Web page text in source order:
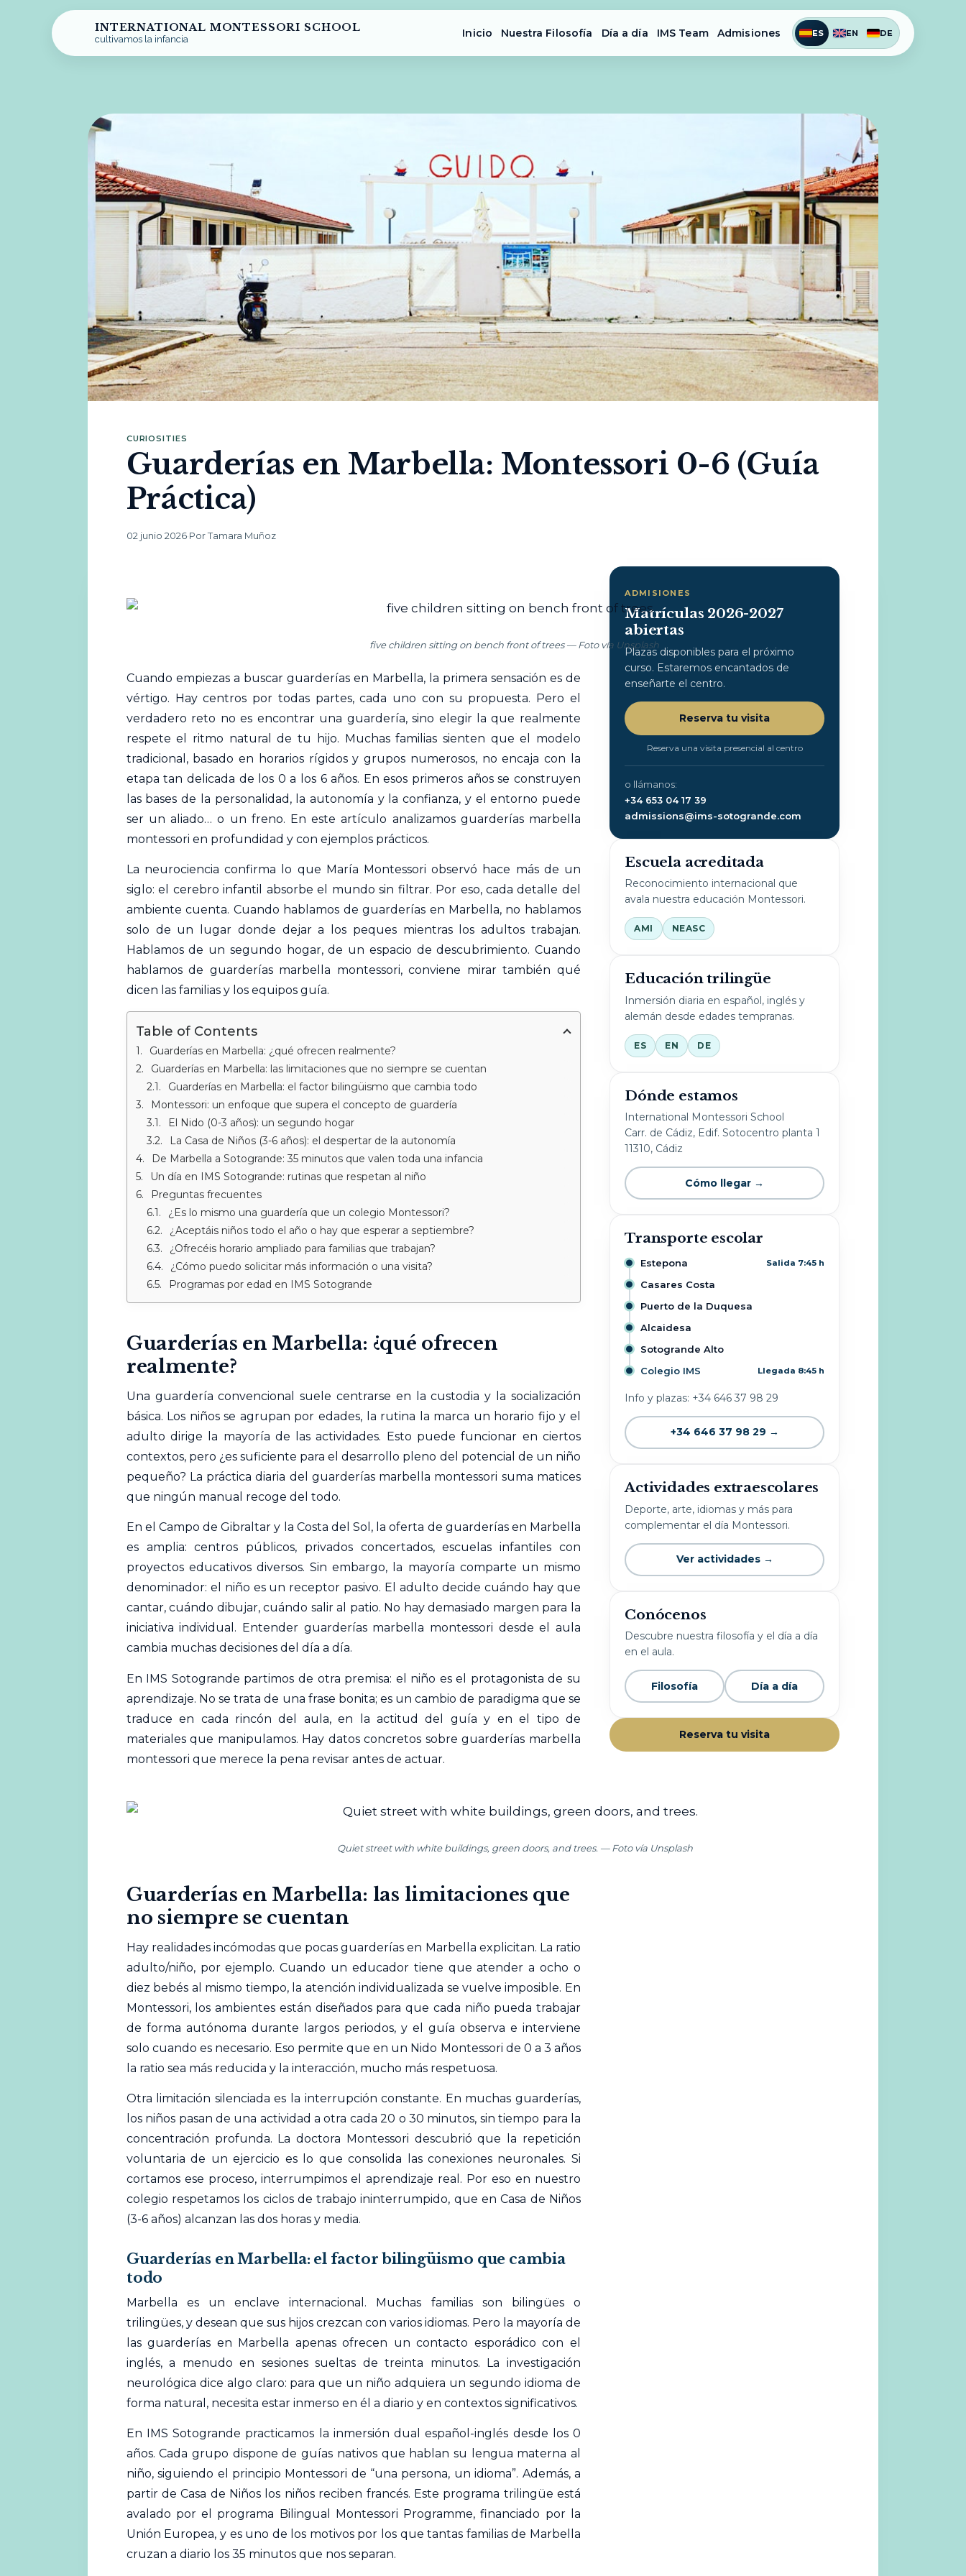
INTERNATIONAL MONTESSORI SCHOOL
cultivamos la infancia Inicio Nuestra Filosofía Día a día IMS Team Admisiones ES EN DE
CURIOSITIES
Guarderías en Marbella: Montessori 0-6 (Guía
Práctica)
02 junio 2026·Por Tamara Muñoz
five children sitting on bench front of trees — Foto vía Unsplash
Cuando empiezas a buscar guarderías en Marbella, la primera sensación es de
vértigo. Hay centros por todas partes, cada uno con su propuesta. Pero el
verdadero reto no es encontrar una guardería, sino elegir la que realmente
respete el ritmo natural de tu hijo. Muchas familias sienten que el modelo
tradicional, basado en horarios rígidos y grupos numerosos, no encaja con la
etapa tan delicada de los 0 a los 6 años. En esos primeros años se construyen
las bases de la personalidad, la autonomía y la confianza, y el entorno puede
ser un aliado… o un freno. En este artículo analizamos guarderías marbella
montessori en profundidad y con ejemplos prácticos.
La neurociencia confirma lo que María Montessori observó hace más de un
siglo: el cerebro infantil absorbe el mundo sin filtrar. Por eso, cada detalle del
ambiente cuenta. Cuando hablamos de guarderías en Marbella, no hablamos
solo de un lugar donde dejar a los peques mientras los adultos trabajan.
Hablamos de un segundo hogar, de un espacio de descubrimiento. Cuando
hablamos de guarderías marbella montessori, conviene mirar también qué
dicen las familias y los equipos guía.
Table of Contents
Guarderías en Marbella: ¿qué ofrecen realmente?
Guarderías en Marbella: las limitaciones que no siempre se cuentan
Guarderías en Marbella: el factor bilingüismo que cambia todo
Montessori: un enfoque que supera el concepto de guardería
El Nido (0-3 años): un segundo hogar
La Casa de Niños (3-6 años): el despertar de la autonomía
De Marbella a Sotogrande: 35 minutos que valen toda una infancia
Un día en IMS Sotogrande: rutinas que respetan al niño
Preguntas frecuentes
¿Es lo mismo una guardería que un colegio Montessori?
¿Aceptáis niños todo el año o hay que esperar a septiembre?
¿Ofrecéis horario ampliado para familias que trabajan?
¿Cómo puedo solicitar más información o una visita?
Programas por edad en IMS Sotogrande
Guarderías en Marbella: ¿qué ofrecen
realmente?
Una guardería convencional suele centrarse en la custodia y la socialización
básica. Los niños se agrupan por edades, la rutina la marca un horario fijo y el
adulto dirige la mayoría de las actividades. Esto puede funcionar en ciertos
contextos, pero ¿es suficiente para el desarrollo pleno del potencial de un niño
pequeño? La práctica diaria del guarderías marbella montessori suma matices
que ningún manual recoge del todo.
En el Campo de Gibraltar y la Costa del Sol, la oferta de guarderías en Marbella
es amplia: centros públicos, privados concertados, escuelas infantiles con
proyectos educativos diversos. Sin embargo, la mayoría comparte un mismo
denominador: el niño es un receptor pasivo. El adulto decide cuándo hay que
cantar, cuándo dibujar, cuándo salir al patio. No hay demasiado margen para la
iniciativa individual. Entender guarderías marbella montessori desde el aula
cambia muchas decisiones del día a día.
En IMS Sotogrande partimos de otra premisa: el niño es el protagonista de su
aprendizaje. No se trata de una frase bonita; es un cambio de paradigma que se
traduce en cada rincón del aula, en la actitud del guía y en el tipo de
materialesque manipulamos. Hay datos concretos sobre guarderías marbella
montessori que merece la pena revisar antes de actuar.
Quiet street with white buildings, green doors, and trees. — Foto vía Unsplash
Guarderías en Marbella: las limitaciones que
no siempre se cuentan
Hay realidades incómodas que pocas guarderías en Marbella explicitan. La ratio
adulto/niño, por ejemplo. Cuando un educador tiene que atender a ocho o
diez bebés al mismo tiempo, la atención individualizada se vuelve imposible. En
Montessori, los ambientes están diseñados para que cada niño pueda trabajar
de forma autónoma durante largos periodos, y el guía observa e interviene
solo cuando es necesario. Eso permite que en un Nido Montessori de 0 a 3 años
la ratio sea más reducida y la interacción, mucho más respetuosa.
Otra limitación silenciada es la interrupción constante. En muchas guarderías,
los niños pasan de una actividad a otra cada 20 o 30 minutos, sin tiempo para la
concentración profunda. La doctora Montessori descubrió que la repetición
voluntaria de un ejercicio es lo que consolida las conexiones neuronales. Si
cortamos ese proceso, interrumpimos el aprendizaje real. Por eso en nuestro
colegio respetamos los ciclos de trabajo ininterrumpido, que en Casa de Niños
(3-6 años) alcanzan las dos horas y media.
Guarderías en Marbella: el factor bilingüismo que cambia
todo
Marbella es un enclave internacional. Muchas familias son bilingües o
trilingües, y desean que sus hijos crezcan con varios idiomas. Pero la mayoría de
las guarderías en Marbella apenas ofrecen un contacto esporádico con el
inglés, a menudo en sesiones sueltas de treinta minutos. La investigación
neurológica dice algo claro: para que un niño adquiera un segundo idioma de
forma natural, necesita estar inmerso en él a diario y en contextos significativos.
En IMS Sotogrande practicamos la inmersión dual español-inglés desde los 0
años. Cada grupo dispone de guías nativos que hablan su lengua materna al
niño, siguiendo el principio Montessori de “una persona, un idioma”. Además, a
partir de Casa de Niños los niños reciben francés. Este programa trilingüe está
avalado por el programa Bilingual Montessori Programme, financiado por la
Unión Europea, y es uno de los motivos por los que tantas familias de Marbella
cruzan a diario los 35 minutos que nos separan.
ADMISIONES
Matrículas 2026-2027
abiertas
Plazas disponibles para el próximo
curso. Estaremos encantados de
enseñarte el centro.
Reserva tu visita
Reserva una visita presencial al centro
o llámanos:
+34 653 04 17 39
admissions@ims-sotogrande.com
Escuela acreditada
Reconocimiento internacional que
avala nuestra educación Montessori.
AMI NEASC
Educación trilingüe
Inmersión diaria en español, inglés y
alemán desde edades tempranas.
ES EN DE
Dónde estamos
International Montessori School
Carr. de Cádiz, Edif. Sotocentro planta 1
11310, Cádiz
Cómo llegar →
Transporte escolar
Estepona Salida 7:45 h
Casares Costa
Puerto de la Duquesa
Alcaidesa
Sotogrande Alto
Colegio IMS
Llegada 8:45 h
Info y plazas: +34 646 37 98 29
+34 646 37 98 29 →
Actividades extraescolares
Deporte, arte, idiomas y más para
complementar el día Montessori.
Ver actividades →
Conócenos
Descubre nuestra filosofía y el día a día
en el aula.
Filosofía Día a día
Reserva tu visita